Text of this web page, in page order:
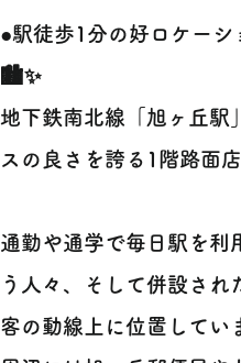
●駅徒歩1分の好ロケー
🏙️✨
地下鉄南北線「旭ヶ丘駅
スの良さを誇る1階路面店
通勤や通学で毎日駅を利
う人々、そして併設さ
客の動線上に位置してい